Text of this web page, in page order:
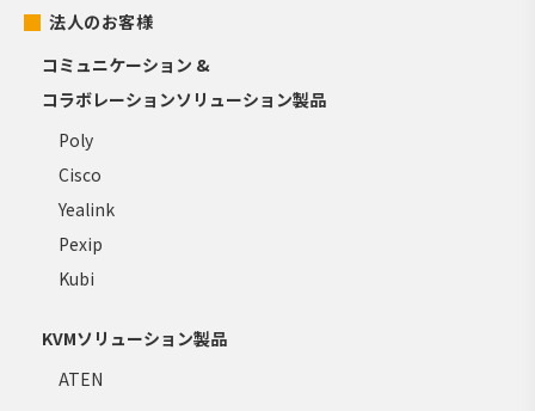
法人のお客様
コミュニケーション &
コラボレーションソリューション製品
Poly
Cisco
Yealink
Pexip
Kubi
KVMソリューション製品
ATEN